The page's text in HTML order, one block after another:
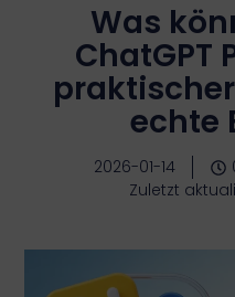
Was
ChatGPT
echte
2026-01-14
Zuletzt